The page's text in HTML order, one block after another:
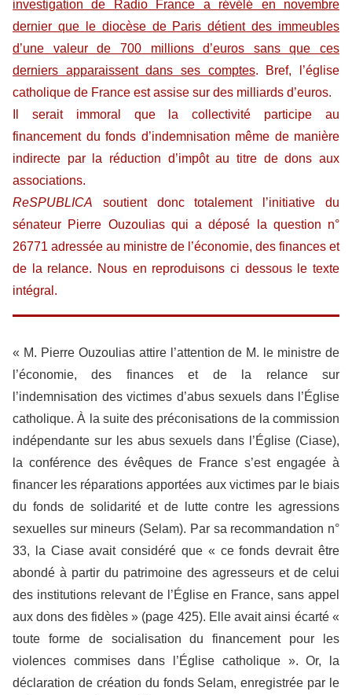
investigation de Radio France a révélé en novembre
dernier que le diocèse de Paris détient des immeubles
d’une valeur de 700 millions d’euros sans que ces
derniers apparaissent dans ses comptes. Bref, l’église
catholique de France est assise sur des milliards d’euros.
Il serait immoral que la collectivité participe au
financement du fonds d’indemnisation même de manière
indirecte par la réduction d’impôt au titre de dons aux
associations.
ReSPUBLICA soutient donc totalement l’initiative du
sénateur Pierre Ouzoulias qui a déposé la question n°
26771 adressée au ministre de l’économie, des finances et
de la relance. Nous en reproduisons ci dessous le texte
intégral.
« M. Pierre Ouzoulias attire l’attention de M. le ministre de
l’économie, des finances et de la relance sur
l’indemnisation des victimes d’abus sexuels dans l’Église
catholique. À la suite des préconisations de la commission
indépendante sur les abus sexuels dans l’Église (Ciase),
la conférence des évêques de France s’est engagée à
financer les réparations apportées aux victimes par le biais
du fonds de solidarité et de lutte contre les agressions
sexuelles sur mineurs (Selam). Par sa recommandation n°
33, la Ciase avait considéré que « ce fonds devrait être
abondé à partir du patrimoine des agresseurs et de celui
des institutions relevant de l’Église en France, sans appel
aux dons des fidèles » (page 425). Elle avait ainsi écarté «
toute forme de socialisation du financement pour les
violences commises dans l’Église catholique ». Or, la
déclaration de création du fonds Selam, enregistrée par le